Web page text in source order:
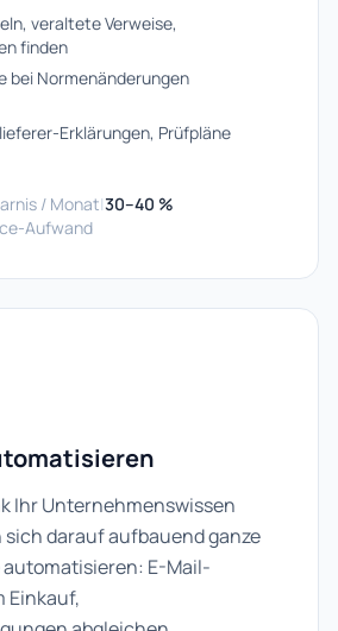
veraltete Verweise,
finden
bei Normenänderungen
Erklärungen, Prüfpläne
/ Monat|30–40 %
Aufwand
Ihr Unternehmenswissen
darauf aufbauend ganze
E-Mail-
Einkauf,